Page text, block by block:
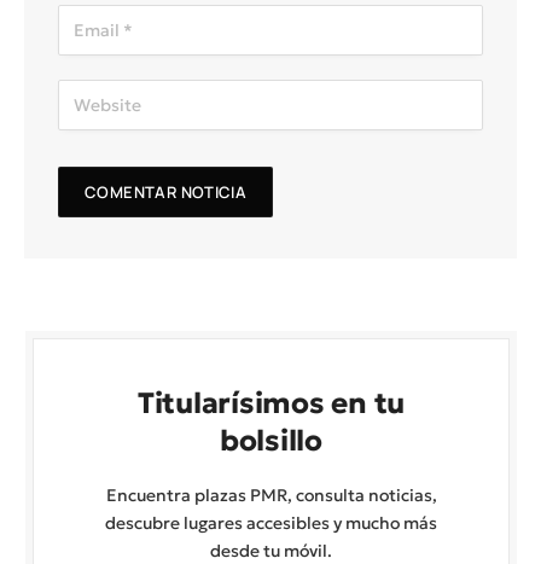
Titularísimos en tu
bolsillo
Encuentra plazas PMR, consulta noticias,
descubre lugares accesibles y mucho más
desde tu móvil.